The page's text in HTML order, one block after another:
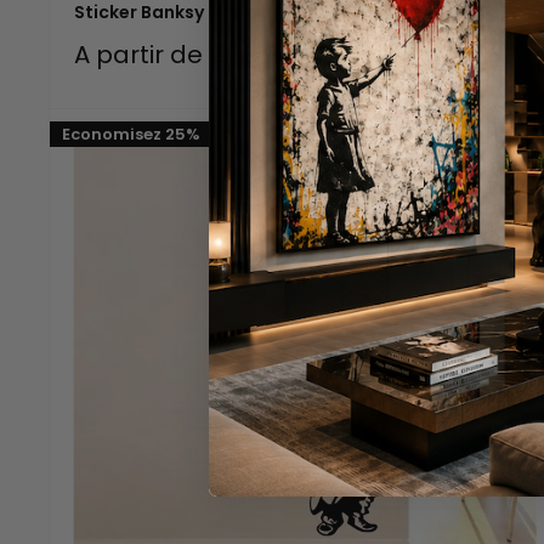
Sticker Banksy Fille au Ballon
Prix
réduit
A partir de €29,90 Prix
normal
€39,90
Economisez 25%